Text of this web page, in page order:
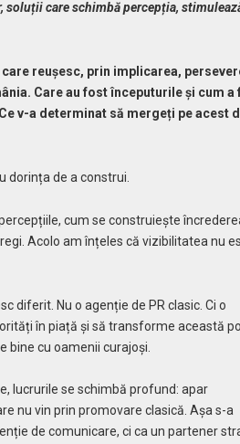
care schimbă percepția,
reușesc, prin implicarea,
Care au fost începuturile și cum a
v-a determinat să mergeți pe acest
dorința de a construi.
cum se construiește
Acolo am înțeles că vizibilitatea nu
diferit. Nu o agenție de PR clasic. Ci o
în piață și să transforme această
bine cu oamenii curajoși.
lucrurile se schimbă profund: apar
nu vin prin promovare clasică. Așa s-a
de comunicare, ci ca un partener